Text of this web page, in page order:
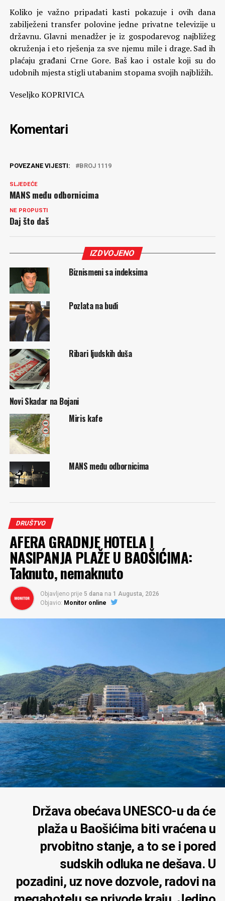
Koliko je važno pripadati kasti pokazuje i ovih dana
zabilježeni transfer polovine jedne privatne televizije u
državnu. Glavni menadžer je iz gospodarevog najbližeg
okruženja i eto rješenja za sve njemu mile i drage. Sad ih
plaćaju građani Crne Gore. Baš kao i ostale koji su do
udobnih mjesta stigli utabanim stopama svojih najbližih.
Veseljko KOPRIVICA
Komentari
POVEZANE VIJESTI: BROJ 1119
SLJEDEĆE
MANS među odbornicima
NE PROPUSTI
Daj što daš
IZDVOJENO
Biznismeni sa indeksima
Pozlata na buđi
Ribari ljudskih duša
Novi Skadar na Bojani
Miris kafe
MANS među odbornicima
DRUŠTVO
AFERA GRADNJE HOTELA I
NASIPANJA PLAŽE U BAOŠIĆIMA:
Taknuto, nemaknuto
Objavljeno prije 5 dana na 1 Augusta, 2026
Objavio: Monitor online
Država obećava UNESCO-u da će
plaža u Baošićima biti vraćena u
prvobitno stanje, a to se i pored
sudskih odluka ne dešava. U
pozadini, uz nove dozvole, radovi na